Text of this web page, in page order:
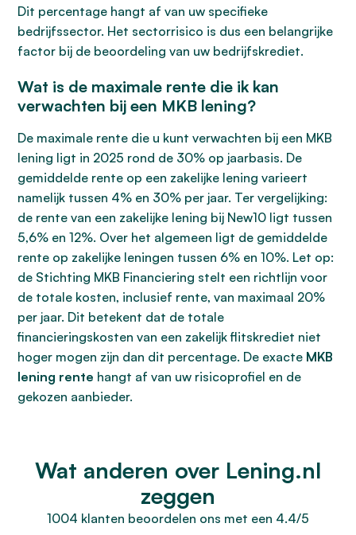
Dit percentage hangt af van uw specifieke
bedrijfssector. Het sectorrisico is dus een belangrijke
factor bij de beoordeling van uw bedrijfskrediet.
Wat is de maximale rente die ik kan
verwachten bij een MKB lening?
De maximale rente die u kunt verwachten bij een MKB
lening ligt in 2025 rond de 30% op jaarbasis. De
gemiddelde rente op een zakelijke lening varieert
namelijk tussen 4% en 30% per jaar. Ter vergelijking:
de rente van een zakelijke lening bij New10 ligt tussen
5,6% en 12%. Over het algemeen ligt de gemiddelde
rente op zakelijke leningen tussen 6% en 10%. Let op:
de Stichting MKB Financiering stelt een richtlijn voor
de totale kosten, inclusief rente, van maximaal 20%
per jaar. Dit betekent dat de totale
financieringskosten van een zakelijk flitskrediet niet
hoger mogen zijn dan dit percentage. De exacte MKB
lening rente hangt af van uw risicoprofiel en de
gekozen aanbieder.
Wat anderen over Lening.nl
zeggen
1004 klanten beoordelen ons met een 4.4/5